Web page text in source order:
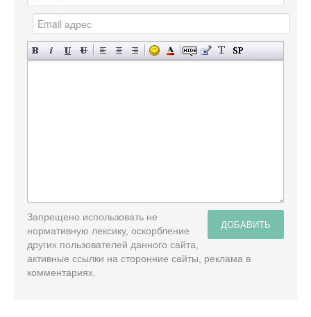
ДОБАВИТЬ
Запрещено использовать не
нормативную лексику, оскорбление
других пользователей данного сайта,
активные ссылки на сторонние сайты, реклама в
комментариях.